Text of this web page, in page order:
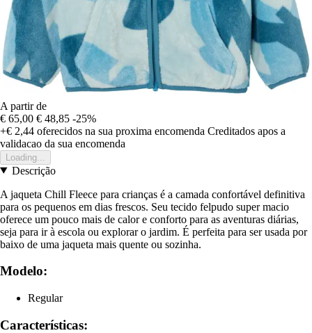
A partir de
€ 65,00 € 48,85 -25%
+€ 2,44 oferecidos na sua proxima encomenda Creditados apos a
validacao da sua encomenda
Loading...
Descrição
A jaqueta Chill Fleece para crianças é a camada confortável definitiva
para os pequenos em dias frescos. Seu tecido felpudo super macio
oferece um pouco mais de calor e conforto para as aventuras diárias,
seja para ir à escola ou explorar o jardim. É perfeita para ser usada por
baixo de uma jaqueta mais quente ou sozinha.
Modelo:
Regular
Características: